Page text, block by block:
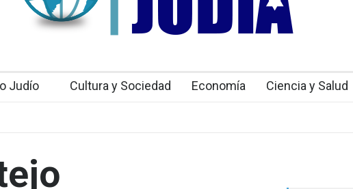
Judío Cultura y Sociedad Economía Ciencia y Salud